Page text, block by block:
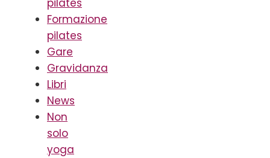
pilates
Formazione
pilates
Gare
Gravidanza
Libri
News
Non
solo
yoga